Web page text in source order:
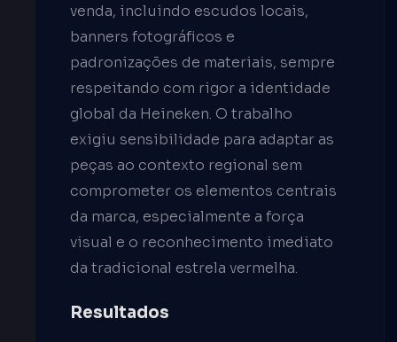
venda, incluindo escudos locais,
banners fotográficos e
padronizações de materiais, sempre
respeitando com rigor a identidade
global da Heineken. O trabalho
exigiu sensibilidade para adaptar as
peças ao contexto regional sem
comprometer os elementos centrais
da marca, especialmente a força
visual e o reconhecimento imediato
da tradicional estrela vermelha.
Resultados